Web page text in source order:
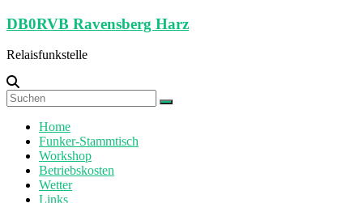
Zum
springen
DB0RVB Ravensberg Harz
Relaisfunkstelle
Menü
Home
Funker-Stammtisch
Workshop
Betriebskosten
Wetter
Links